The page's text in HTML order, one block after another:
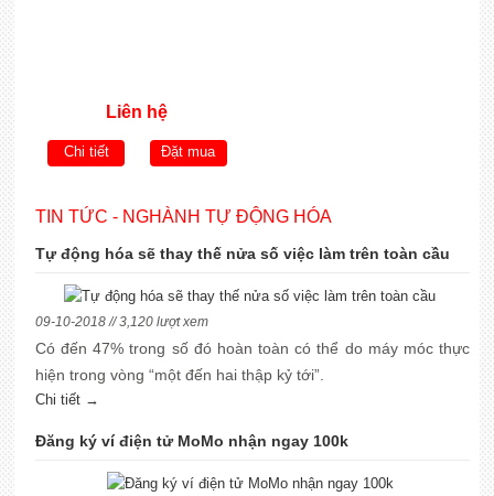
Liên hệ
Chi tiết Đặt mua
TIN TỨC - NGHÀNH TỰ ĐỘNG HÓA
Tự động hóa sẽ thay thế nửa số việc làm trên toàn cầu
09-10-2018 // 3,120 lượt xem
Có đến 47% trong số đó hoàn toàn có thể do máy móc thực
hiện trong vòng “một đến hai thập kỷ tới”.
Chi tiết →
Đăng ký ví điện tử MoMo nhận ngay 100k